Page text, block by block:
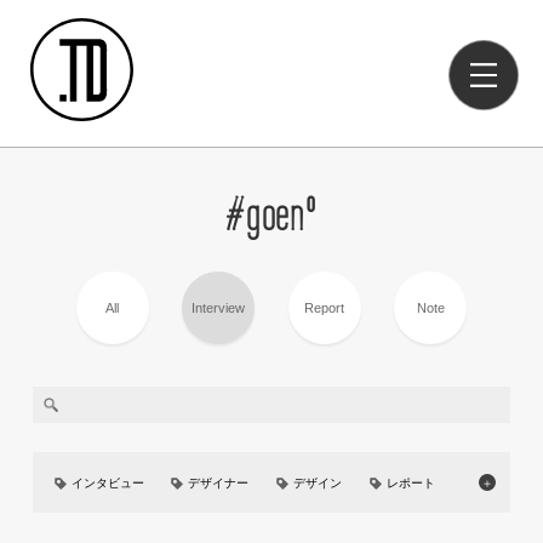
#goen°
All Interview Report Note
＋
インタビュー デザイナー デザイン レポート